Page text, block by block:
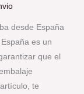
desde España
es un
que el
te